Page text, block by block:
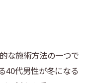
な施術方法の一つで
40代男性が冬になる